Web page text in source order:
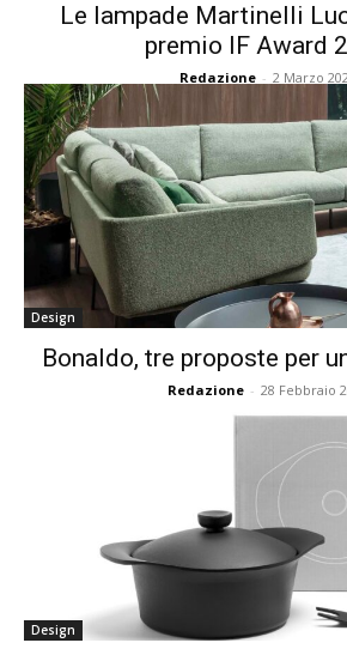
Le lampade Martinelli
premio IF Award
Redazione - 2 Marzo
Design
Bonaldo, tre proposte per
Redazione - 28 Febbraio
Design